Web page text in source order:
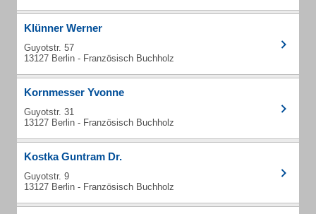
Klünner Werner
Guyotstr. 57
13127 Berlin - Französisch Buchholz
Kornmesser Yvonne
Guyotstr. 31
13127 Berlin - Französisch Buchholz
Kostka Guntram Dr.
Guyotstr. 9
13127 Berlin - Französisch Buchholz